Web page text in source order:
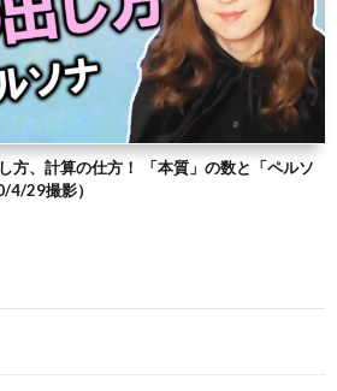
方、計算の仕方！ 「本質」の数と「ペルソ
4/29撮影）